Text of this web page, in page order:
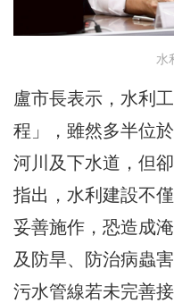
水
盧市長表示，水利
程」，雖然多半位
河川及下水道，但
指出，水利建設不
妥善施作，恐造成
及防旱、防治病蟲
污水管線若未完善